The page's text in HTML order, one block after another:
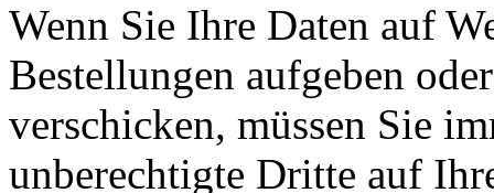
Wenn Sie Ihre Daten auf
Bestellungen aufgeben
verschicken, müssen Sie
unberechtigte Dritte auf